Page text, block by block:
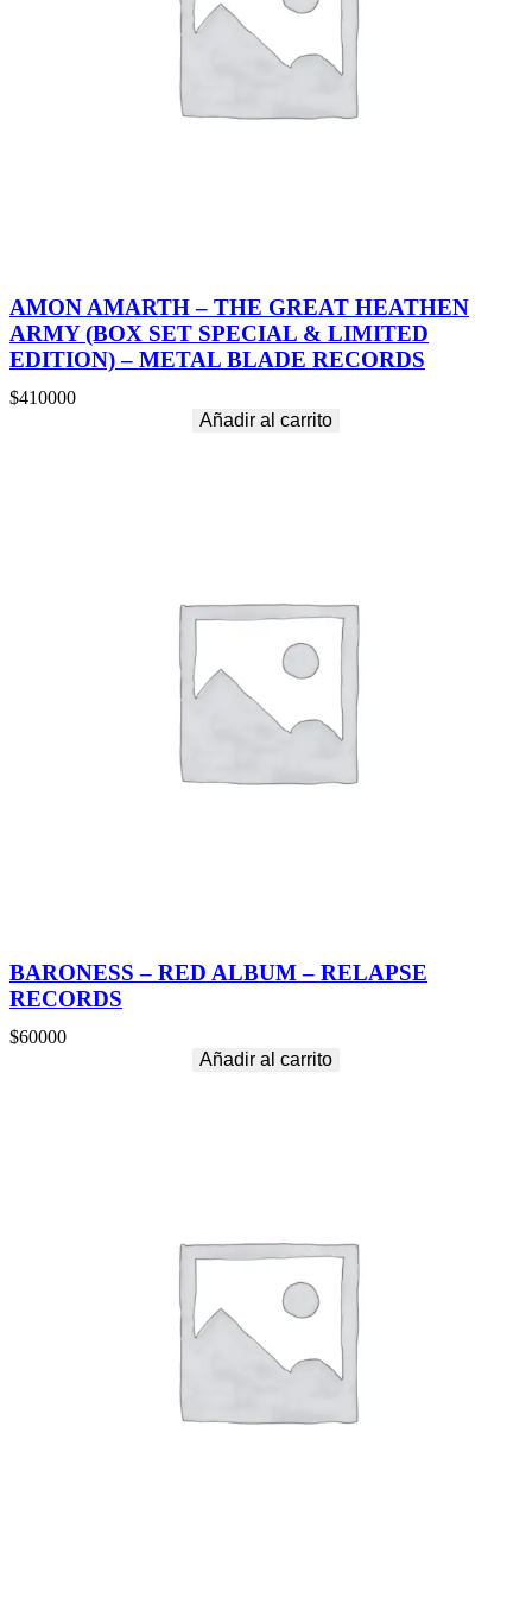
AMON AMARTH – THE GREAT HEATHEN
ARMY (BOX SET SPECIAL & LIMITED
EDITION) – METAL BLADE RECORDS
$410000
Añadir al carrito
BARONESS – RED ALBUM – RELAPSE
RECORDS
$60000
Añadir al carrito